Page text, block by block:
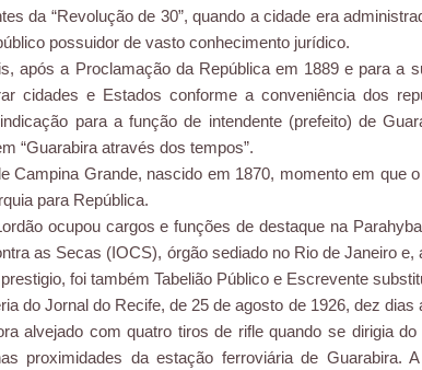
da “Revolução de 30”, quando a cidade era
possuidor de vasto conhecimento jurídico.
após a Proclamação da República em 1889 e para a
cidades e Estados conforme a conveniência dos
para a função de intendente (prefeito) de
“Guarabira através dos tempos”.
Campina Grande, nascido em 1870, momento em que
para República.
ocupou cargos e funções de destaque na
as Secas (IOCS), órgão sediado no Rio de Janeiro
foi também Tabelião Público e Escrevente
do Jornal do Recife, de 25 de agosto de 1926, dez
alvejado com quatro tiros de rifle quando se dirigia
proximidades da estação ferroviária de Guarabira.